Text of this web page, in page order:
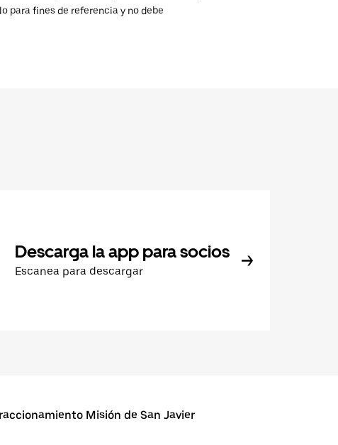
para fines de referencia y no debe
Descarga la app para socios
Escanea para descargar
Misión de San Javier